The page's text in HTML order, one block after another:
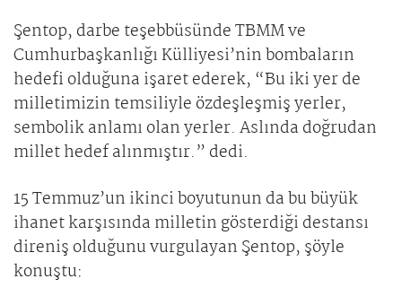
Şentop, darbe teşebbüsünde TBMM ve
Cumhurbaşkanlığı Külliyesi’nin bombaların
hedefi olduğuna işaret ederek, “Bu iki yer de
milletimizin temsiliyle özdeşleşmiş yerler,
sembolik anlamı olan yerler. Aslında doğrudan
millet hedef alınmıştır.” dedi.
15 Temmuz’un ikinci boyutunun da bu büyük
ihanet karşısında milletin gösterdiği destansı
direniş olduğunu vurgulayan Şentop, şöyle
konuştu: